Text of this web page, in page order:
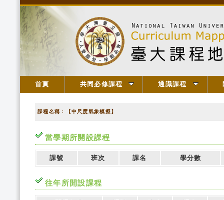
首頁 共同必修課程 通識課程
課程名稱：【中尺度氣象模擬】
當學期所開設課程
課號 班次 課名 學分數
往年所開設課程